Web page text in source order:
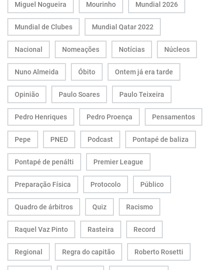
Miguel Nogueira Mourinho Mundial 2026
Mundial de Clubes Mundial Qatar 2022
Nacional Nomeações Notícias Núcleos
Nuno Almeida Óbito Ontem já era tarde
Opinião Paulo Soares Paulo Teixeira
Pedro Henriques Pedro Proença Pensamentos
Pepe PNED Podcast Pontapé de baliza
Pontapé de penálti Premier League
Preparação Física Protocolo Público
Quadro de árbitros Quiz Racismo
Raquel Vaz Pinto Rasteira Record
Regional Regra do capitão Roberto Rosetti